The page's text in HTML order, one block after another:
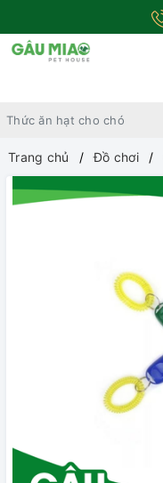
Trang chủ Đồ chơi